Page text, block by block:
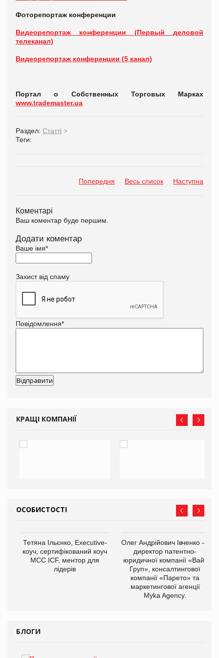
Фоторепортаж конференции
Видеорепортаж конференции (Первый деловой
телеканал)
Видеорепортаж конференции (5 канал)
Портал о Собственных Торговых Марках
www.trademaster.ua
Раздел: Статті >
Теги:
Попередня Весь список Наступна
Коментарі
Ваш коментар буде першим.
Додати коментар
Ваше імя*
Захист від спаму
Повідомлення*
КРАЩІ КОМПАНІЇ
ОСОБИСТОСТІ
Тетяна Ільєнко, Executive-
коуч, сертифікований коуч
МСС ICF, ментор для
лідерів
Олег Андрійович Івченко —
директор патентно-
юридичної компанії «Вайз
Груп», консалтингової
компанії «Парето» та
маркетингової агенції
Myka Agency.
БЛОГИ